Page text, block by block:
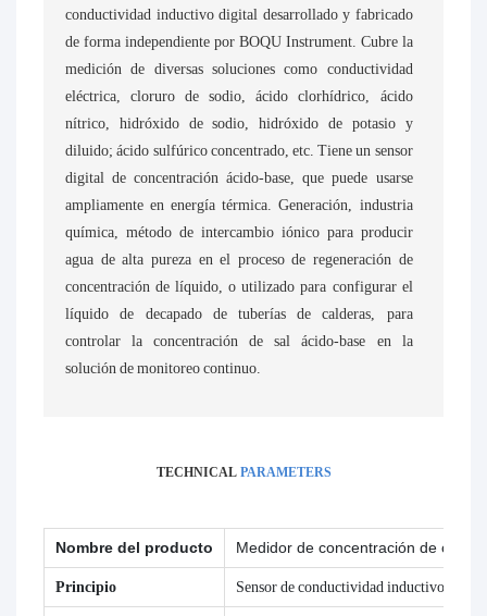
conductividad inductivo digital desarrollado y fabricado
de forma independiente por BOQU Instrument. Cubre la
medición de diversas soluciones como conductividad
eléctrica, cloruro de sodio, ácido clorhídrico, ácido
nítrico, hidróxido de sodio, hidróxido de potasio y
diluido; ácido sulfúrico concentrado, etc. Tiene un sensor
digital de concentración ácido-base, que puede usarse
ampliamente en energía térmica. Generación, industria
química, método de intercambio iónico para producir
agua de alta pureza en el proceso de regeneración de
concentración de líquido, o utilizado para configurar el
líquido de decapado de tuberías de calderas, para
controlar la concentración de sal ácido-base en la
solución de monitoreo continuo.
TECHNICAL PARAMETERS
Nombre del producto Medidor de concentración de
Principio Sensor de conductividad inductivo